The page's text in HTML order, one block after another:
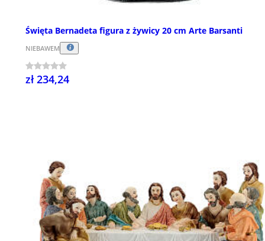
Święta Bernadeta figura z żywicy 20 cm Arte Barsanti
NIEBAWEM
zł 234,24